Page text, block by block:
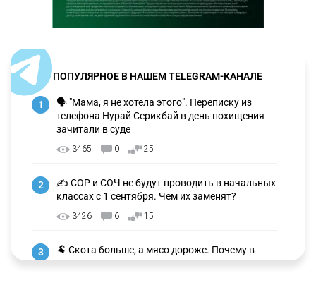
ПОПУЛЯРНОЕ В НАШЕМ TELEGRAM-КАНАЛЕ
1
🗣 "Мама, я не хотела этого". Переписку из
телефона Нурай Серикбай в день похищения
зачитали в суде
3465 0 25
2
✍️ СОР и СОЧ не будут проводить в начальных
классах с 1 сентября. Чем их заменят?
3426 6 15
3
🐏 Скота больше, а мясо дороже. Почему в
Казахстане продолжают расти цены на